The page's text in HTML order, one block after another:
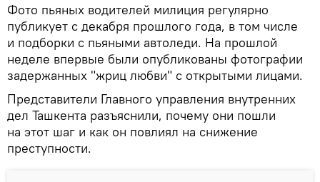
Фото пьяных водителей милиция регулярно
публикует с декабря прошлого года, в том числе
и подборки с пьяными автоледи. На прошлой
неделе впервые были опубликованы фотографии
задержанных "жриц любви" с открытыми лицами.
Представители Главного управления внутренних
дел Ташкента разъяснили, почему они пошли
на этот шаг и как он повлиял на снижение
преступности.